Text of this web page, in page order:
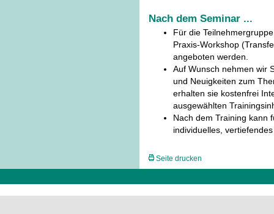
Nach dem Seminar ...
Für die
Praxis-Workshop
angeboten werden.
Auf Wunsch nehmen wir
und Neuigkeiten zum
erhalten sie kostenfrei
ausgewählten
Nach dem Training kann
individuelles,
Seite drucken